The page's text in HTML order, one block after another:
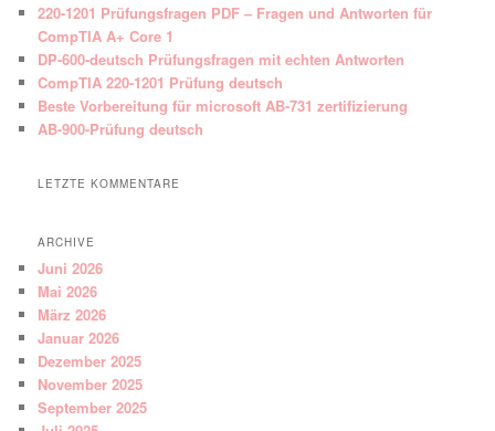
220-1201 Prüfungsfragen PDF – Fragen und Antworten für
CompTIA A+ Core 1
DP-600-deutsch Prüfungsfragen mit echten Antworten
CompTIA 220-1201 Prüfung deutsch
Beste Vorbereitung für microsoft AB-731 zertifizierung
AB-900-Prüfung deutsch
LETZTE KOMMENTARE
ARCHIVE
Juni 2026
Mai 2026
März 2026
Januar 2026
Dezember 2025
November 2025
September 2025